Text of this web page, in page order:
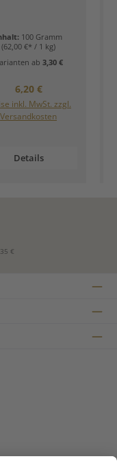
100 Gramm
(62,00 €* / 1 kg)
ab 3,30 €
Regulärer Preis:
6,20 €
inkl. MwSt. zzgl.
Versandkosten
Details
€